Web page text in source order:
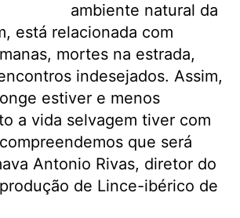
ambiente natural da
está relacionada com
mortes na estrada,
indesejados. Assim,
estiver e menos
a vida selvagem tiver com
que será
Antonio Rivas, diretor do
de Lince-ibérico de